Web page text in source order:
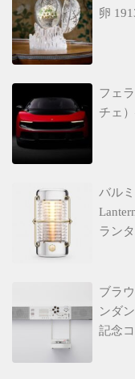
卵
フェ
チェ
バル
ランタ
ブラ
ンダ
記念